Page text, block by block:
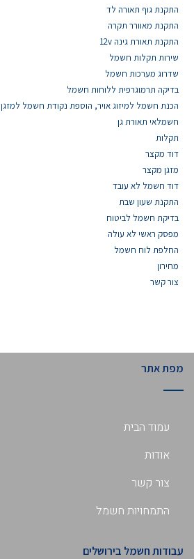
התקנת גוף תאורה לד
התקנת מאוורר תקרה
התקנת תאורת גינה 12v
שירות תקלות חשמל
שדרוג מערכות חשמל
בדיקה תרמוגרפית ללוחות חשמל
הכנת חשמל למיזוג אויר, הוספת נקודת חשמל למזגן
חשמלאי תאורת גן
תקלות
דוד מקצר
מזגן מקצר
דוד חשמל לא עובד
התקנת שעון שבת
בדיקת חשמל לביטוח
מפסק ראשי לא עולה
החלפת לוח חשמל
מחירון
צור קשר
מפת אתר
עמוד הבית
אודות
צור קשר
התמחויות חשמל
עבודות חשמל בירושלים